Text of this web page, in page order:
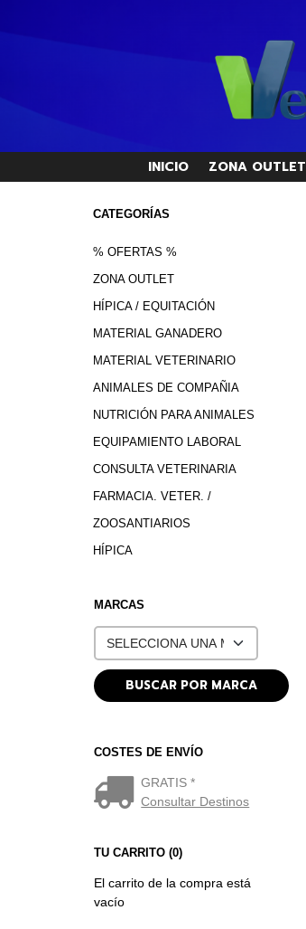
INICIO ZONA OUTLET
CATEGORÍAS
% OFERTAS %
ZONA OUTLET
HÍPICA / EQUITACIÓN
MATERIAL GANADERO
MATERIAL VETERINARIO
ANIMALES DE COMPAÑIA
NUTRICIÓN PARA ANIMALES
EQUIPAMIENTO LABORAL
CONSULTA VETERINARIA
FARMACIA. VETER. /
ZOOSANTIARIOS
HÍPICA
MARCAS
COSTES DE ENVÍO
GRATIS *
Consultar Destinos
TU CARRITO (0)
El carrito de la compra está
vacío